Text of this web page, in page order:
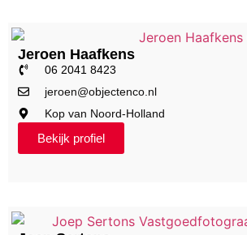
Jeroen Haafkens
06 2041 8423
jeroen@objectenco.nl
Kop van Noord-Holland
Bekijk profiel